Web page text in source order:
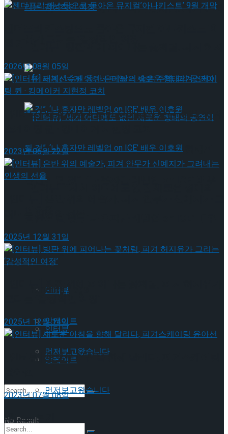
[인터뷰] 빙판 위에 피어나는 꽃처럼, 피겨 허지
[인터뷰] “세계 어디에도 없던 새로운 형태의
공연이 될 것”, ‘나 혼자만 레벨업 on ICE’ 배우
Trending Tags
인터뷰
앙케이트
먼저보고왔습니다
No Result
유가 그리는 ‘감성적인 여정’
이호원
Trending Tags
인터뷰
앙케이트
먼저보고왔습니다
2026년 08월 05일
[인터뷰] 세계선수권 동반 은메달의 숨은 주역, 피겨
2023년 06월 22일
2025년 12월 31일
[인터뷰] 빙판 위에 피어나는 꽃처럼, 피겨 허지유가
그리는 ‘감성적인 여정’
2025년 12월 14일
[인터뷰] 새로운 아침을 향해 달리다, 피겨스케이팅
2023년 07월 08일
태그로 보기